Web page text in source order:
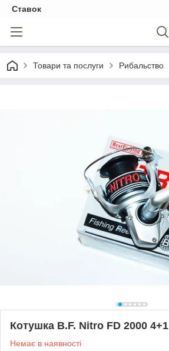
Ставок
Товари та послуги Рибальство
Котушка B.F. Nitro FD 2000 4+1
Немає в наявності